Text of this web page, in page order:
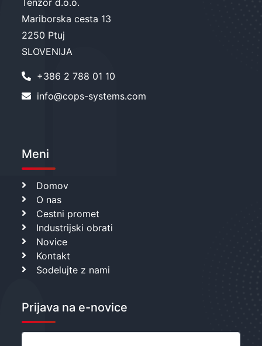
Mariborska cesta 13
2250 Ptuj
SLOVENIJA
+386 2 788 01 10
info@cops-systems.com
Meni
Domov
O nas
Cestni promet
Industrijski obrati
Novice
Kontakt
Sodelujte z nami
Prijava na e-novice